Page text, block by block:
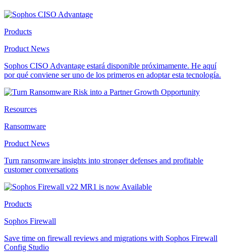
Products
Product News
Sophos CISO Advantage estará disponible próximamente. He aquí
por qué conviene ser uno de los primeros en adoptar esta tecnología.
Resources
Ransomware
Product News
Turn ransomware insights into stronger defenses and profitable
customer conversations
Products
Sophos Firewall
Save time on firewall reviews and migrations with Sophos Firewall
Config Studio